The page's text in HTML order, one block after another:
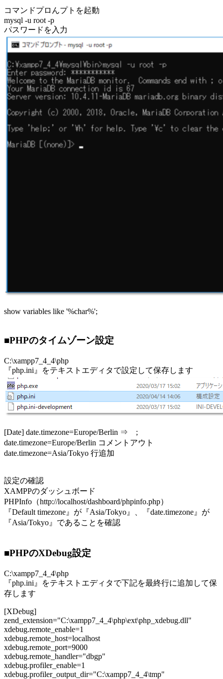
コマンドプロんプトを起動
mysql -u root -p
パスワードを入力
show variables like '%char%';
■PHPのタイムゾーン設定
C:\xampp7_4_4\php
『php.ini』をテキストエディタで設定して保存します
[Date] date.timezone=Europe/Berlin ⇒ ;
date.timezone=Europe/Berlin コメントアウト
date.timezone=Asia/Tokyo 行追加
設定の確認
XAMPPのダッシュボード
PHPInfo（http://localhost/dashboard/phpinfo.php）
『Default timezone』が『Asia/Tokyo』、『date.timezone』が
『Asia/Tokyo』であることを確認
■PHPのXDebug設定
C:\xampp7_4_4\php
『php.ini』をテキストエディタで下記を最終行に追加して保
存します
[XDebug]
zend_extension="C:\xampp7_4_4\php\ext\php_xdebug.dll"
xdebug.remote_enable=1
xdebug.remote_host=localhost
xdebug.remote_port=9000
xdebug.remote_handler="dbgp"
xdebug.profiler_enable=1
xdebug.profiler_output_dir="C:\xampp7_4_4\tmp"